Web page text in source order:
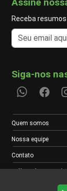
Assine
Receba
Siga-nos
Quem somos
Nossa equipe
Contato